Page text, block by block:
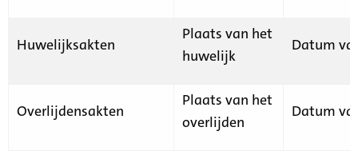
Huwelijksakten
Plaats van het
huwelijk
Datum
Overlijdensakten
Plaats van het
overlijden
Datum